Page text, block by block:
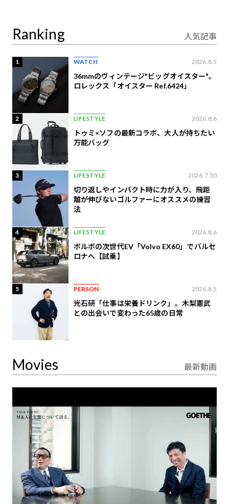
Ranking 人気記事
1 WATCH 2026.8.5
36mmのヴィンテージ"ビッグオイスター"。
ロレックス「オイスター Ref.6424」
2 LIFESTYLE 2026.8.6
トゥミ×ソフの最新コラボ、大人が持ちたい
万能バッグ
3 LIFESTYLE 2026.7.30
切り返しやインパクト時に力が入り、飛距
離が伸びないゴルファーにオススメの練習
法
4 LIFESTYLE 2026.8.6
ボルボの次世代EV「Volvo EX60」でバルセ
ロナへ【試乗】
5 PERSON 2026.8.5
光石研「仕事は栄養ドリンク」。木梨憲武
との出会いで変わった65歳の日常
Movies 最新動画